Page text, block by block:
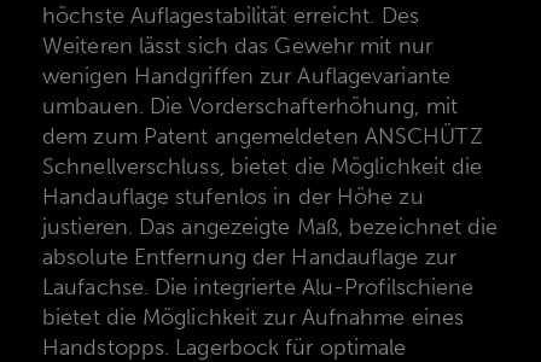
höchste Auflagestabilität erreicht. Des
Weiteren lässt sich das Gewehr mit nur
wenigen Handgriffen zur Auflagevariante
umbauen. Die Vorderschafterhöhung, mit
dem zum Patent angemeldeten ANSCHÜTZ
Schnellverschluss, bietet die Möglichkeit die
Handauflage stufenlos in der Höhe zu
justieren. Das angezeigte Maß, bezeichnet die
absolute Entfernung der Handauflage zur
Laufachse. Die integrierte Alu-Profilschiene
bietet die Möglichkeit zur Aufnahme eines
Handstopps. Lagerbock für optimale